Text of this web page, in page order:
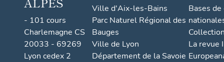
- 101 cours
Charlemagne CS
20033 - 69269
Lyon cedex 2
Ville d'Aix-les-Bains
Parc Naturel Régional des
Bauges
Ville de Lyon
Département de la Savoie
Bases
La revue